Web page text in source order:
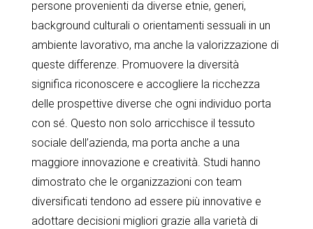
persone provenienti da diverse etnie, generi,
background culturali o orientamenti sessuali in un
ambiente lavorativo, ma anche la valorizzazione di
queste differenze. Promuovere la diversità
significa riconoscere e accogliere la ricchezza
delle prospettive diverse che ogni individuo porta
con sé. Questo non solo arricchisce il tessuto
sociale dell’azienda, ma porta anche a una
maggiore innovazione e creatività. Studi hanno
dimostrato che le organizzazioni con team
diversificati tendono ad essere più innovative e
adottare decisioni migliori grazie alla varietà di